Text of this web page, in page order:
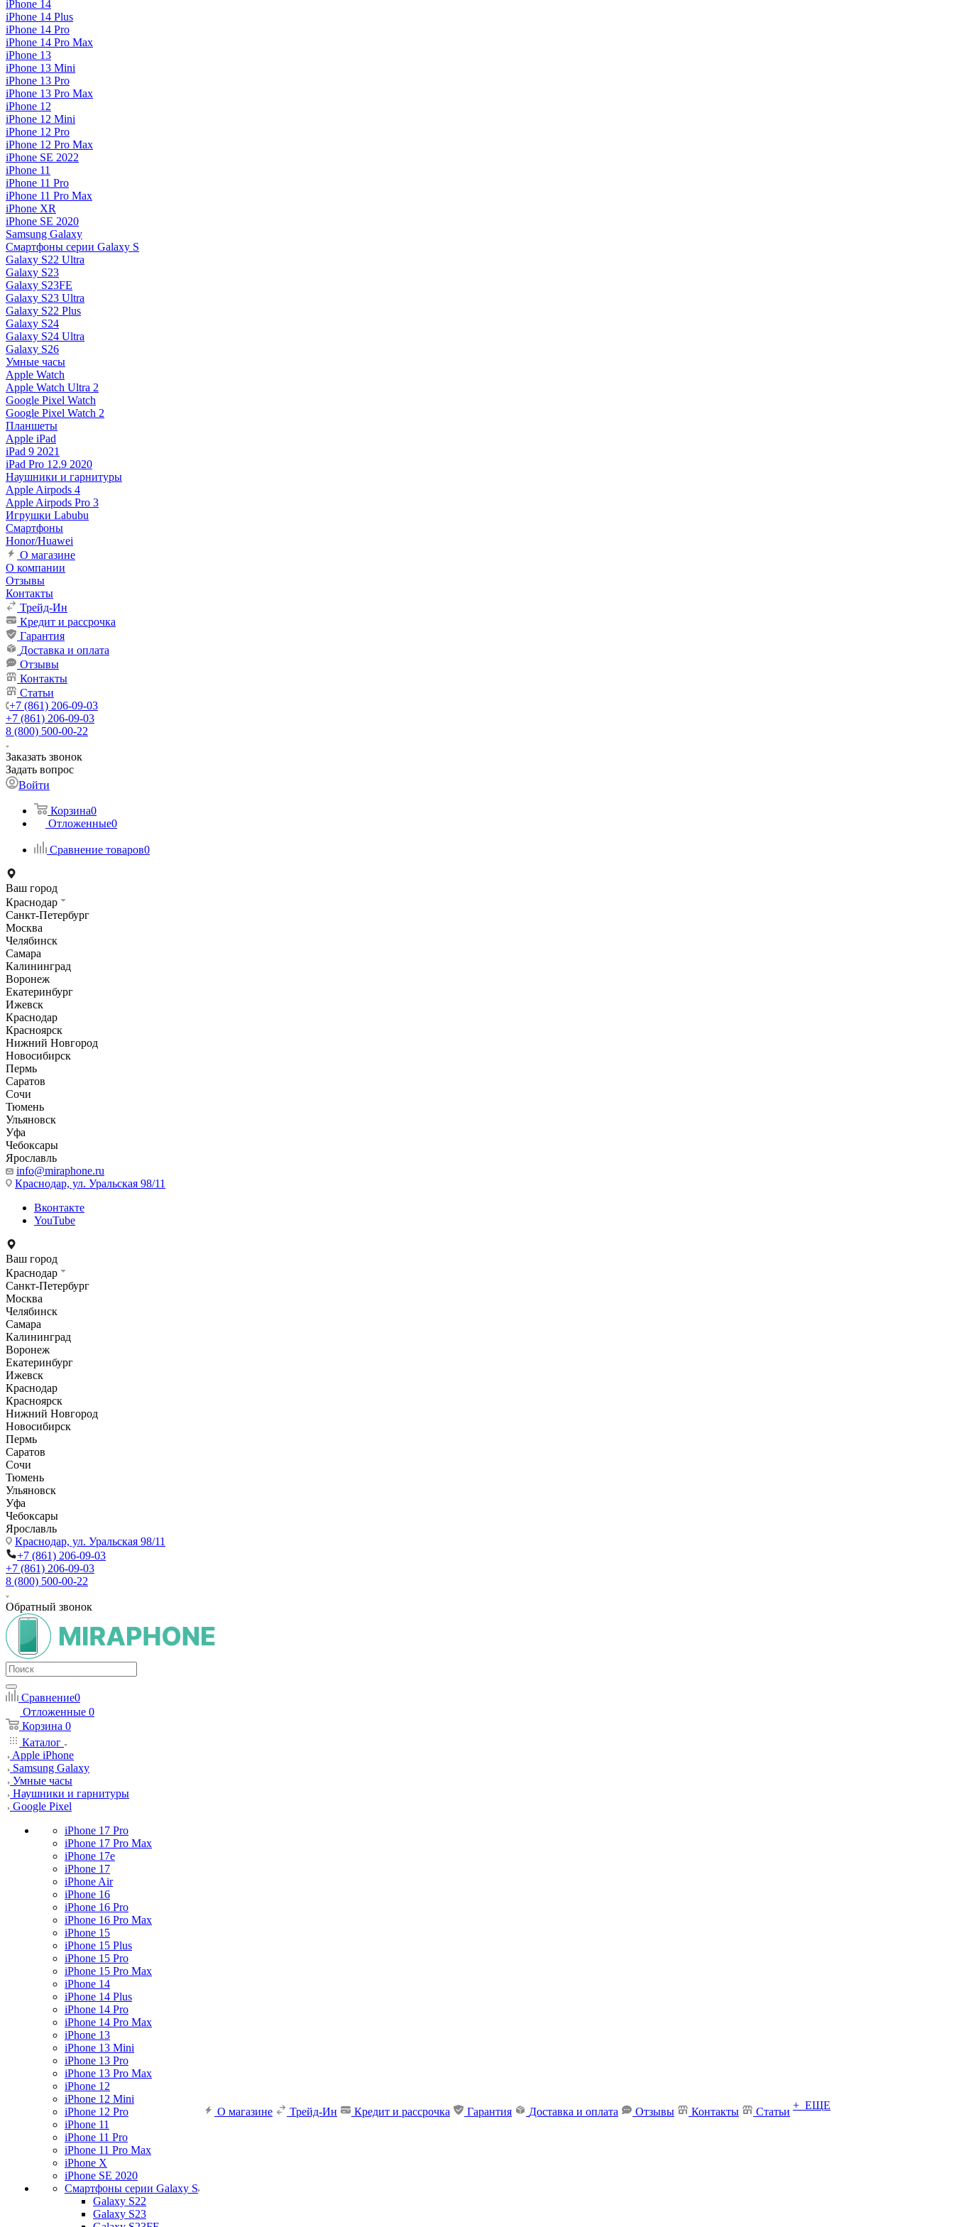
iPhone 14
iPhone 14 Plus
iPhone 14 Pro
iPhone 14 Pro Max
iPhone 13
iPhone 13 Mini
iPhone 13 Pro
iPhone 13 Pro Max
iPhone 12
iPhone 12 Mini
iPhone 12 Pro
iPhone 12 Pro Max
iPhone SE 2022
iPhone 11
iPhone 11 Pro
iPhone 11 Pro Max
iPhone XR
iPhone SE 2020
Samsung Galaxy
Смартфоны серии Galaxy S
Galaxy S22 Ultra
Galaxy S23
Galaxy S23FE
Galaxy S23 Ultra
Galaxy S22 Plus
Galaxy S24
Galaxy S24 Ultra
Galaxy S26
Умные часы
Apple Watch
Apple Watch Ultra 2
Google Pixel Watch
Google Pixel Watch 2
Планшеты
Apple iPad
iPad 9 2021
iPad Pro 12.9 2020
Наушники и гарнитуры
Apple Airpods 4
Apple Airpods Pro 3
Игрушки Labubu
Смартфоны
Honor/Huawei
О магазине
О компании
Отзывы
Контакты
Трейд-Ин
Кредит и рассрочка
Гарантия
Доставка и оплата
Отзывы
Контакты
Статьи
+7 (861) 206-09-03
+7 (861) 206-09-03
8 (800) 500-00-22
Заказать звонок
Задать вопрос
Войти
Корзина0
Отложенные0
Сравнение товаров0
Ваш город
Краснодар
Санкт-Петербург
Москва
Челябинск
Самара
Калининград
Воронеж
Екатеринбург
Ижевск
Краснодар
Красноярск
Нижний Новгород
Новосибирск
Пермь
Саратов
Сочи
Тюмень
Ульяновск
Уфа
Чебоксары
Ярославль
info@miraphone.ru
Краснодар, ул. Уральская 98/11
Вконтакте
YouTube
Ваш город
Краснодар
Санкт-Петербург
Москва
Челябинск
Самара
Калининград
Воронеж
Екатеринбург
Ижевск
Краснодар
Красноярск
Нижний Новгород
Новосибирск
Пермь
Саратов
Сочи
Тюмень
Ульяновск
Уфа
Чебоксары
Ярославль
Краснодар, ул. Уральская 98/11
+7 (861) 206-09-03
+7 (861) 206-09-03
8 (800) 500-00-22
Обратный звонок
Сравнение0
Отложенные 0
Корзина 0
Каталог
Apple iPhone
Samsung Galaxy
Умные часы
Наушники и гарнитуры
Google Pixel
iPhone 17 Pro
iPhone 17 Pro Max
iPhone 17e
iPhone 17
iPhone Air
iPhone 16
iPhone 16 Pro
iPhone 16 Pro Max
iPhone 15
iPhone 15 Plus
iPhone 15 Pro
iPhone 15 Pro Max
iPhone 14
iPhone 14 Plus
iPhone 14 Pro
iPhone 14 Pro Max
iPhone 13
iPhone 13 Mini
iPhone 13 Pro
iPhone 13 Pro Max
iPhone 12
iPhone 12 Mini
iPhone 12 Pro
iPhone 11
iPhone 11 Pro
iPhone 11 Pro Max
iPhone X
iPhone SE 2020
Смартфоны серии Galaxy S
Galaxy S22
Galaxy S23
О магазине Трейд-Ин Кредит и рассрочка Гарантия Доставка и оплата Отзывы Контакты Статьи
+ ЕЩЕ